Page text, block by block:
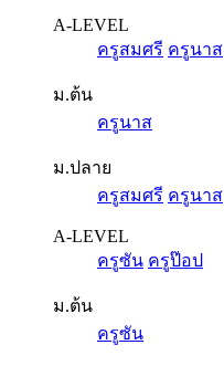
A-LEVEL
ครูสมศรี ครูนาส
ม.ต้น
ครูนาส
ม.ปลาย
ครูสมศรี ครูนาส
A-LEVEL
ครูซัน ครูป๊อป
ม.ต้น
ครูซัน